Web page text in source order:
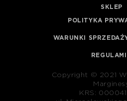
SKLEP
POLITYKA
WARUNKI
Copyright © 2021
KRS: